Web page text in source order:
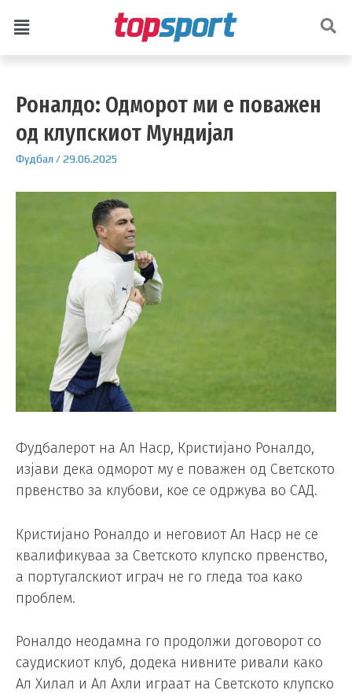
Роналдо: Одморот ми е поважен
од клупскиот Мундијал
Фудбал /29.06.2025
Фудбалерот на Ал Наср, Кристијано Роналдо,
изјави дека одморот му е поважен од Светското
првенство за клубови, кое се одржува во САД.
Кристијано Роналдо и неговиот Ал Наср не се
квалификуваа за Светското клупско првенство,
а португалскиот играч не го гледа тоа како
проблем.
Роналдо неодамна го продолжи договорот со
саудискиот клуб, додека нивните ривали како
Ал Хилал и Ал Ахли играат на Светското клупско